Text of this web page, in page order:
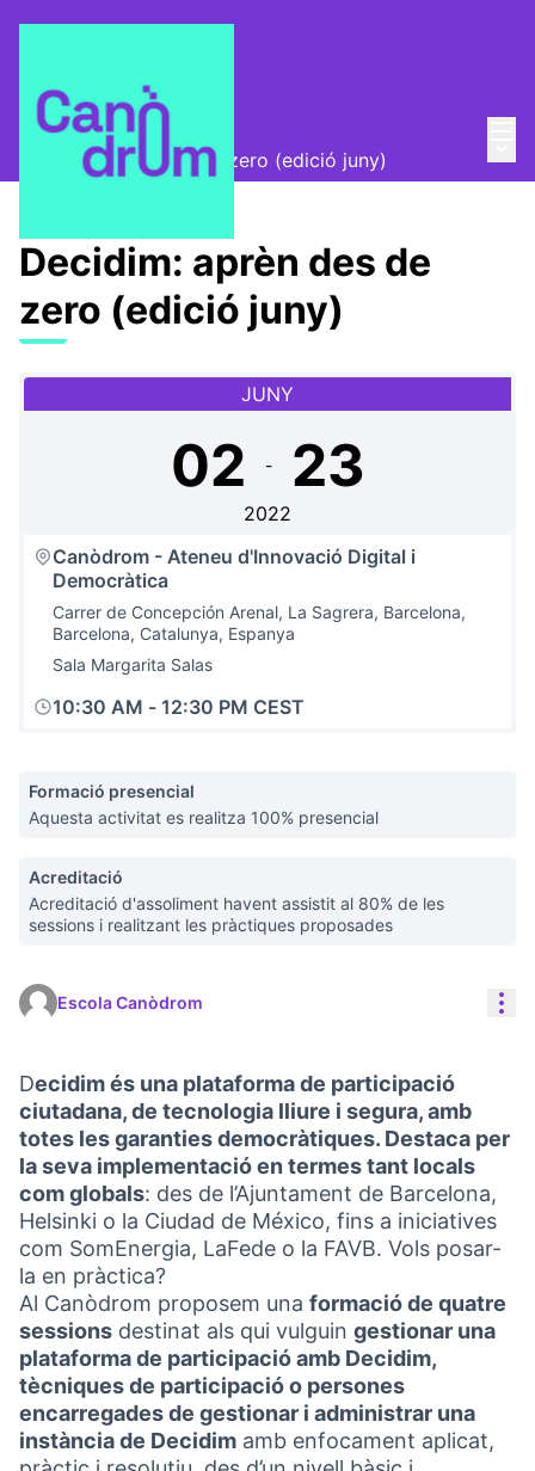
Escola Canòdrom
Decidim: aprèn des de zero (edició juny)
Decidim: aprèn des de
zero (edició juny)
JUNY
02 - 23
2022
Canòdrom - Ateneu d'Innovació Digital i
Democràtica
Carrer de Concepción Arenal, La Sagrera, Barcelona,
Barcelona, Catalunya, Espanya
Sala Margarita Salas
10:30 AM - 12:30 PM CEST
Formació presencial
Aquesta activitat es realitza 100% presencial
Acreditació
Acreditació d'assoliment havent assistit al 80% de les
sessions i realitzant les pràctiques proposades
Escola Canòdrom
Decidim és una plataforma de participació
ciutadana, de tecnologia lliure i segura, amb
totes les garanties democràtiques. Destaca per
la seva implementació en termes tant locals
com globals: des de l’Ajuntament de Barcelona,
Helsinki o la Ciudad de México, fins a iniciatives
com SomEnergia, LaFede o la FAVB. Vols posar-
la en pràctica?
Al Canòdrom proposem una formació de quatre
sessions destinat als qui vulguin gestionar una
plataforma de participació amb Decidim,
tècniques de participació o persones
encarregades de gestionar i administrar una
instància de Decidim amb enfocament aplicat,